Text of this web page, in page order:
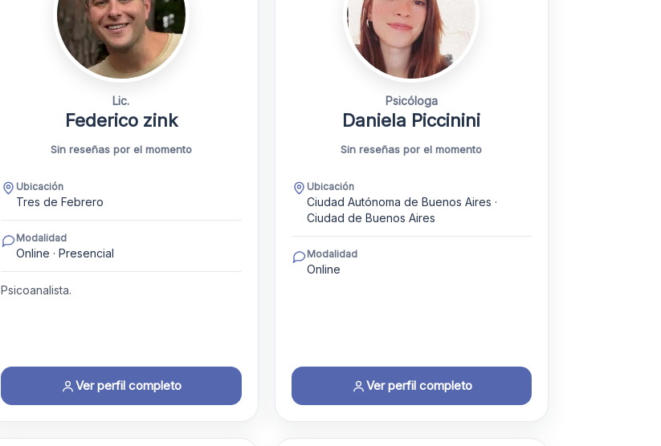
Lic.
Federico zink
Sin reseñas por el momento
Ubicación
Tres de Febrero
Modalidad
Online · Presencial
Psicoanalista.
Ver perfil completo
Psicóloga
Daniela Piccinini
Sin reseñas por el momento
Ubicación
Ciudad Autónoma de Buenos Aires ·
Ciudad de Buenos Aires
Modalidad
Online
Ver perfil completo